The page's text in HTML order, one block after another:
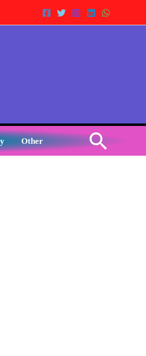
Other